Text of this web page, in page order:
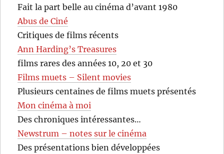
Fait la part belle au cinéma d’avant 1980
Abus de Ciné
Critiques de films récents
Ann Harding’s Treasures
films rares des années 10, 20 et 30
Films muets – Silent movies
Plusieurs centaines de films muets présentés
Mon cinéma à moi
Des chroniques intéressantes…
Newstrum – notes sur le cinéma
Des présentations bien développées